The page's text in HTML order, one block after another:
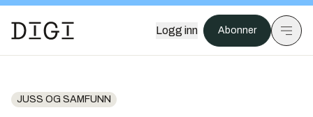
Logg inn Abonner
JUSS OG SAMFUNN